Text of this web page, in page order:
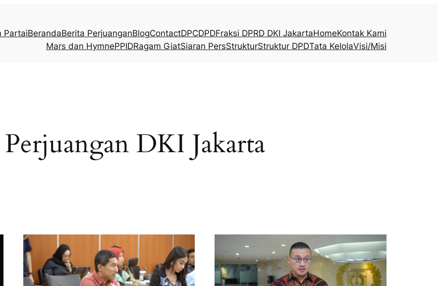
PartaiBerandaBerita PerjuanganBlogContactDPCDPDFraksi DPRD DKI JakartaHomeKontak Kami
Mars dan HymnePPIDRagam GiatSiaran PersStrukturStruktur DPDTata KelolaVisi/Misi
DKI Jakarta